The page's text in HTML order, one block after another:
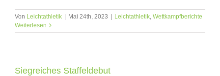
Von Leichtathletik Mai 24th, 2023 Leichtathletik, Wettkampfberichte
Weiterlesen
Siegreiches Staffeldebut